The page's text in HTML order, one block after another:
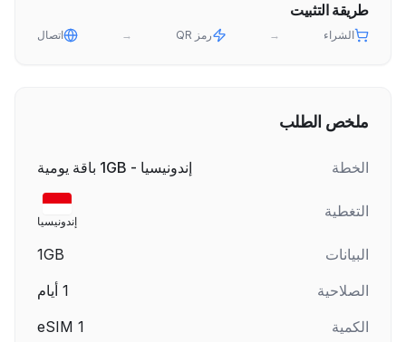
طريقة التثبيت
الشراء → رمز QR → اتصال
ملخص الطلب
الخطة إندونيسيا - 1GB باقة يومية
التغطية
إندونيسيا
البيانات
1GB
الصلاحية
1 أيام
الكمية
1